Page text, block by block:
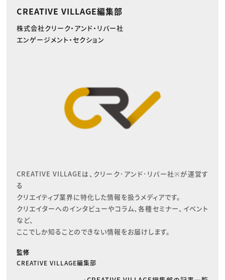
CREATIVE VILLAGE編集部
株式会社クリーク・アンド・リバー社
エンゲージメント・セクション
CREATIVE VILLAGEは、クリーク･アンド･リバー社※が運営す
る
クリエイティブ業界に特化した情報を扱うメディアです。
クリエイターへのインタビューやコラム、各種セミナー、イベント
など、
ここでしか知ることのできない情報をお届けします。
監修
CREATIVE VILLAGE編集部